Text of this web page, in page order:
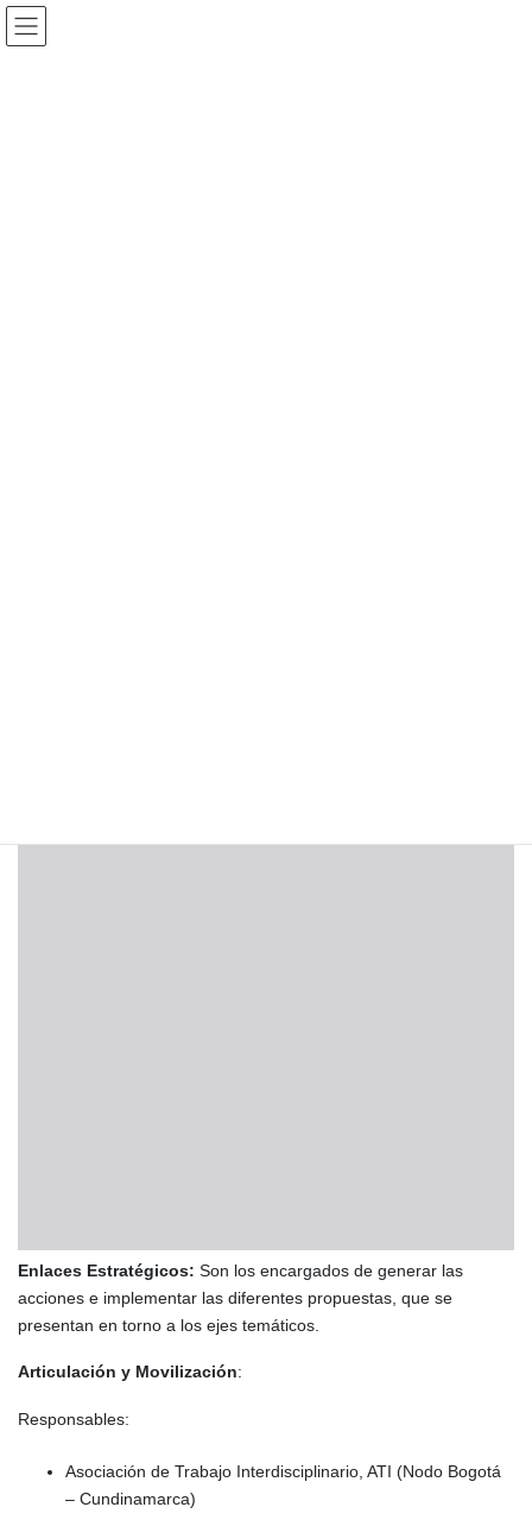
Saltar
Saltar
Enlaces Estratégicos: Son los encargados de generar las
acciones e implementar las diferentes propuestas, que se
presentan en torno a los ejes temáticos.
Articulación y Movilización:
Responsables:
Asociación de Trabajo Interdisciplinario, ATI (Nodo Bogotá
– Cundinamarca)